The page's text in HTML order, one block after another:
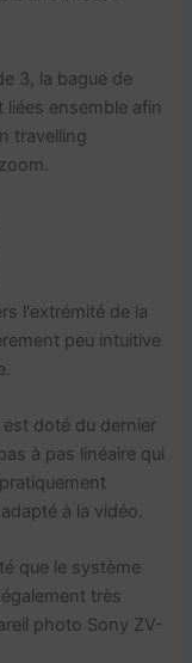
3, la bague de
ensemble afin
travelling
l'extrémité de la
peu intuitive
doté du dernier
à pas linéaire qui
à la vidéo.
que le système
très
photo Sony ZV-